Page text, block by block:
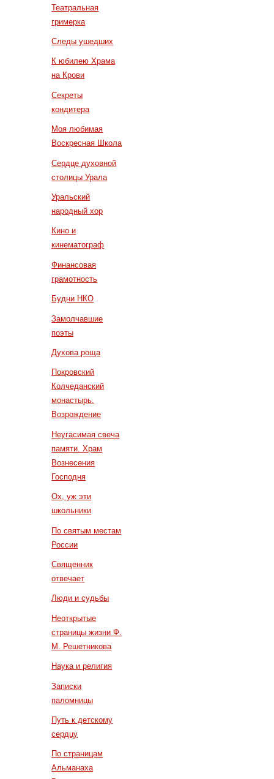
Театральная
гримерка
Следы ушедших
К юбилею Храма
на Крови
Секреты
кондитера
Моя любимая
Воскресная Школа
Сердце духовной
столицы Урала
Уральский
народный хор
Кино и
кинематограф
Финансовая
грамотность
Будни НКО
Замолчавшие
поэты
Духова роща
Покровский
Колчеданский
монастырь.
Возрождение
Неугасимая свеча
памяти. Храм
Вознесения
Господня
Ох, уж эти
школьники
По святым местам
России
Священник
отвечает
Люди и судьбы
Неоткрытые
страницы жизни Ф.
М. Решетникова
Наука и религия
Записки
паломницы
Путь к детскому
сердцу
По страницам
Альманаха